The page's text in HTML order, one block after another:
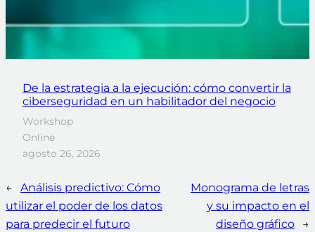
De la estrategia a la ejecución: cómo convertir la
ciberseguridad en un habilitador del negocio
Workshop
Online
agosto 26, 2026
←
Análisis predictivo: Cómo
utilizar el poder de los datos
para predecir el futuro
Monograma de letras
y su impacto en el
diseño gráfico
→